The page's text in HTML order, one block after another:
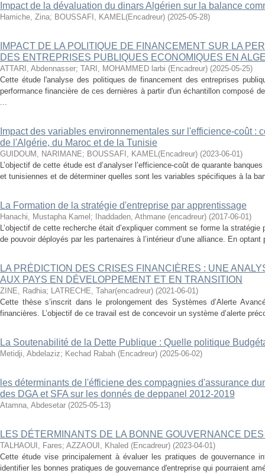
Impact de la dévaluation du dinars Algérien sur la balance
Hamiche, Zina; BOUSSAFI, KAMEL(Encadreur) (2025-05-28)
IMPACT DE LA POLITIQUE DE FINANCEMENT SUR LA
DES ENTREPRISES PUBLIQUES ECONOMIQUES EN
ATTARI, Abdennasser; TARI, MOHAMMED larbi (Encadreur) (2025-05-25)
Cette étude l'analyse des politiques de financement des entreprises
performance financière de ces dernières à partir d'un échantillon composé
...
Impact des variables environnementales sur l'efficience-coût :
de l'Algérie, du Maroc et de la Tunisie
GUIDOUM, NARIMANE; BOUSSAFI, KAMEL(Encadreur) (2023-06-01)
L’objectif de cette étude est d’analyser l’efficience-coût de quarante
et tunisiennes et de déterminer quelles sont les variables spécifiques à la
La Formation de la stratégie d'entreprise par apprentissage
Hanachi, Mustapha Kamel ; Ihaddaden, Athmane (encadreur) (2017-06-01)
L’objectif de cette recherche était d’expliquer comment se forme la
de pouvoir déployés par les partenaires à l’intérieur d’une alliance. En
LA PRÉDICTION DES CRISES FINANCIÈRES : UNE
AUX PAYS EN DÉVELOPPEMENT ET EN TRANSITION
ZINE, Radhia; LATRECHE, Tahar(encadreur) (2021-06-01)
Cette thèse s’inscrit dans le prolongement des Systèmes d’Alerte
financières. L’objectif de ce travail est de concevoir un système d’alerte
La Soutenabilité de la Dette Publique : Quelle politique
Metidji, Abdelaziz; Kechad Rabah (Encadreur) (2025-06-02)
les déterminants de l'éfficiene des compagnies d'assurance
des DGA et SFA sur les donnés de deppanel 2012-2019
Atamna, Abdesetar (2025-05-13)
LES DÉTERMINANTS DE LA BONNE GOUVERNANCE
TALHAOUI, Fares; AZZAOUI, Khaled (Encadreur) (2023-04-01)
Cette étude vise principalement à évaluer les pratiques de gouvernance
identifier les bonnes pratiques de gouvernance d'entreprise qui pourraient